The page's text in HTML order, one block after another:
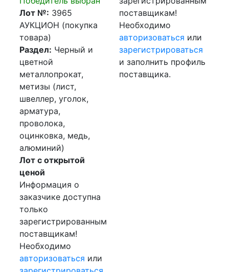
Лот №: 3965
АУКЦИОН (покупка
товара)
Раздел: Черный и
цветной
металлопрокат,
метизы (лист,
швеллер, уголок,
арматура,
проволока,
оцинковка, медь,
алюминий)
Лот с открытой
ценой
Информация о
заказчике доступна
только
зарегистрированным
поставщикам!
Необходимо
авторизоваться или
поставщикам!
Необходимо
авторизоваться или
зарегистрироваться
и заполнить профиль
поставщика.